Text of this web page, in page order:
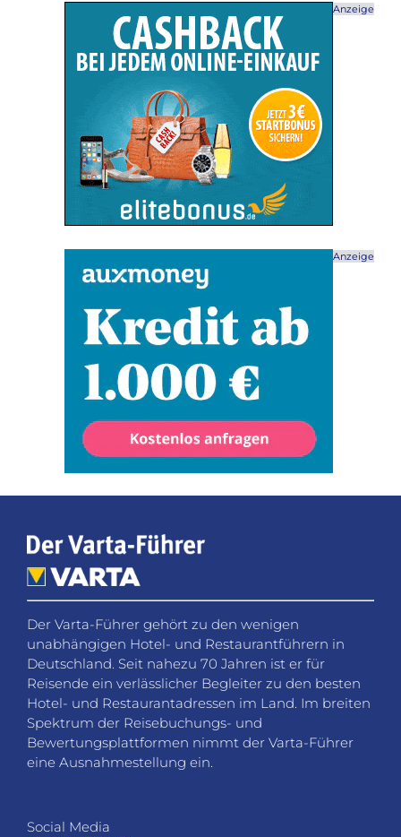
Anzeige
Anzeige
Der Varta-Führer gehört zu den wenigen
unabhängigen Hotel- und Restaurantführern in
Deutschland. Seit nahezu 70 Jahren ist er für
Reisende ein verlässlicher Begleiter zu den besten
Hotel- und Restaurantadressen im Land. Im breiten
Spektrum der Reisebuchungs- und
Bewertungsplattformen nimmt der Varta-Führer
eine Ausnahmestellung ein.
Social Media